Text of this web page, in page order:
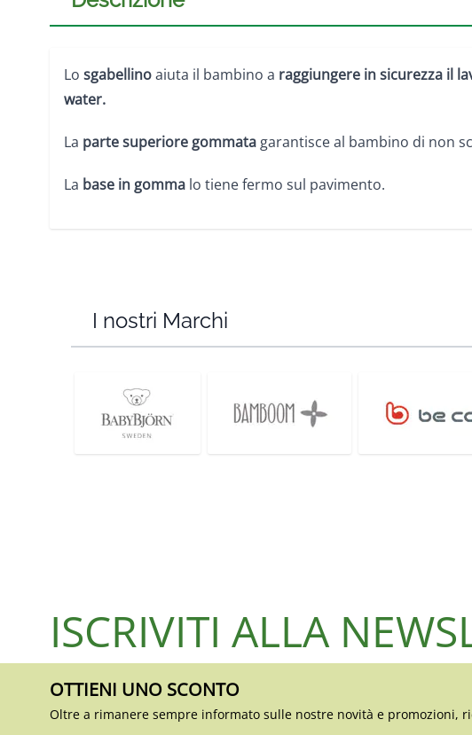
Lo sgabellinoaiuta il bambino a raggiungere in sicurezza il
water.
La parte superiore gommata garantisce al bambino di non
La base in gomma lo tiene fermo sul pavimento.
I nostri Marchi
ISCRIVITI ALLA
OTTIENI UNO SCONTO
Oltre a rimanere sempre informato sulle nostre novità e promozioni,